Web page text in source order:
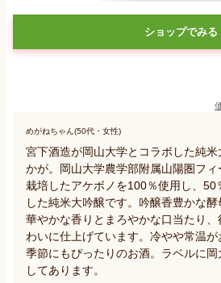
ショップでみる
めがねちゃん(50代・女性)
宮下酒造が岡山大学とコラボした純
かが。岡山大学農学部附属山陽圏フ
栽培したアケボノを100％使用し、50
した純米大吟醸です。吟醸香豊かな酵
華やかな香りとまろやかな口当たり
わいに仕上げています。冷やや常温
季節にもぴったりのお酒。ラベルに岡
してあります。